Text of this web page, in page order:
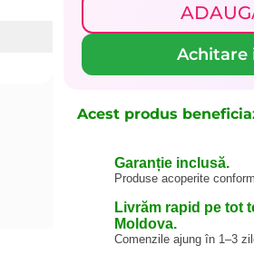
Achitare
Acest produs
Garanție inclusă.
Produse acoperite
Livrăm rapid pe tot
Moldova.
Comenzile ajung în 1–3